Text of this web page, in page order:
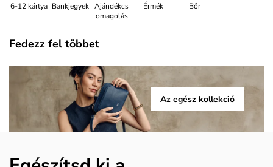
6-12 kártya Bankjegyek Ajándékcs
omagolás
Érmék Bőr
Fedezz fel többet
Az egész kollekció